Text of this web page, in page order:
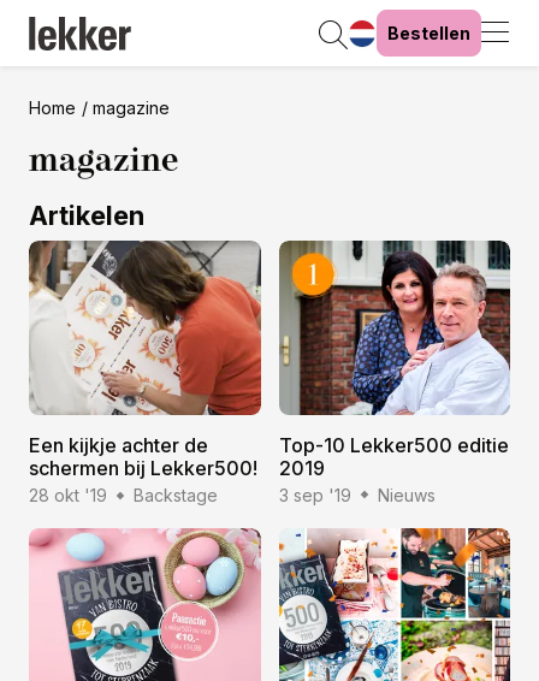
Bestellen
Home magazine
magazine
Artikelen
Een kijkje achter de
schermen bij Lekker500!
28 okt '19 Backstage
Top-10 Lekker500 editie
2019
3 sep '19 Nieuws